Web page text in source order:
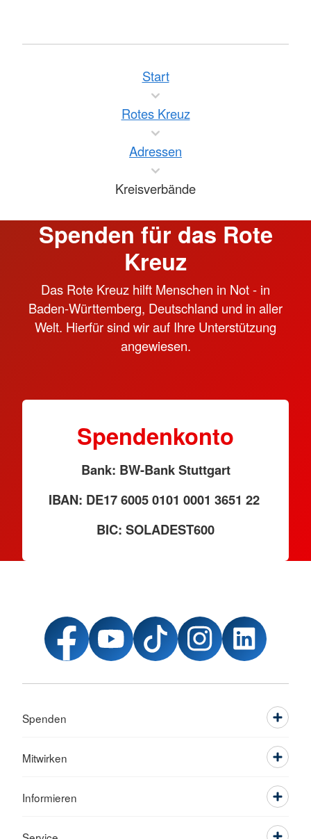
Start
Rotes Kreuz
Adressen
Kreisverbände
Spenden für das Rote
Kreuz
Das Rote Kreuz hilft Menschen in Not - in
Baden-Württemberg, Deutschland und in aller
Welt. Hierfür sind wir auf Ihre Unterstützung
angewiesen.
Spendenkonto
Bank: BW-Bank Stuttgart
IBAN: DE17 6005 0101 0001 3651 22
BIC: SOLADEST600
Spenden
Mitwirken
Informieren